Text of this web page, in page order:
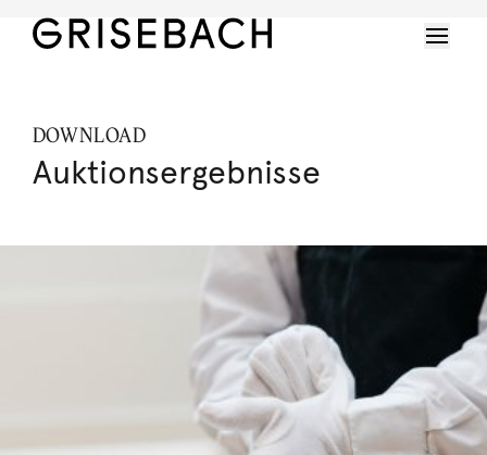
DOWNLOAD
Auktionsergebnisse